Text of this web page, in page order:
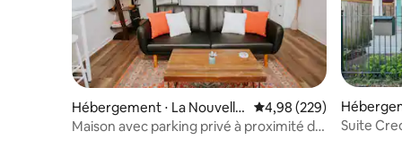
Hébergement ⋅ La Nouvelle
-Orléans
Évaluation moyenne
4,98 (229)
Maison avec parking privé à proximité de
Orléans
Suite